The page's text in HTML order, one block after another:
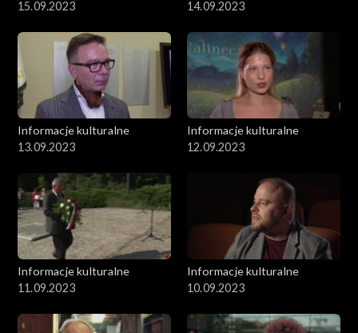
15.09.2023
14.09.2023
Informacje kulturalne
13.09.2023
Informacje kulturalne
12.09.2023
Informacje kulturalne
11.09.2023
Informacje kulturalne
10.09.2023